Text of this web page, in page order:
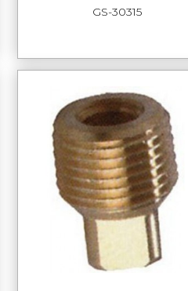
GS-30315